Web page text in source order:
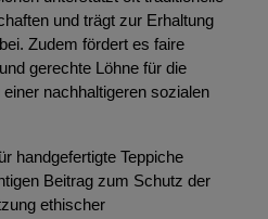
und trägt zur Erhaltung
Zudem fördert es faire
gerechte Löhne für die
nachhaltigeren sozialen
handgefertigte Teppiche
Beitrag zum Schutz der
ethischer